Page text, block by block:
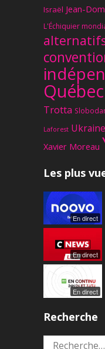
Israël Jean-
L'Échiquier
Québec
Trotta
Laforest Ukraine
Xavier Moreau
Les plus
En direct
En direct
En direct
Recherche
Rechercher :